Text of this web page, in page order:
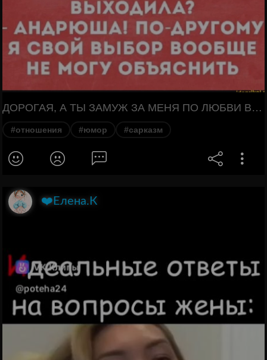
ДОРОГАЯ, А ТЫ ЗАМУЖ ЗА МЕНЯ ПО ЛЮБВИ ВЫХОДИЛА? - АНДРЮША! ПО-ДРУГОМУ Я СВОЙ ВЫБОР ВООБЩЕ НЕ МОГУ ОБЪЯСНИТЬ
#отношения #юмор #сарказм
❤️Елена.К